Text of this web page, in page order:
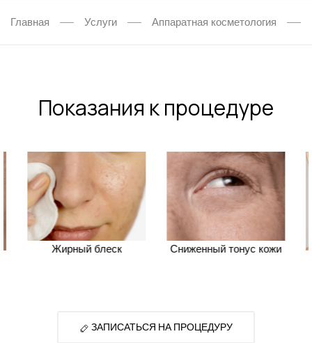
Главная Услуги Аппаратная косметология
Показания к процедуре
Жирный блеск Сниженный тонус кожи
ЗАПИСАТЬСЯ НА ПРОЦЕДУРУ